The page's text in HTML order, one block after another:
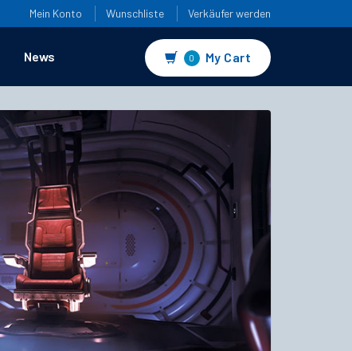
Mein Konto Wunschliste Verkäufer werden
News 0 My Cart